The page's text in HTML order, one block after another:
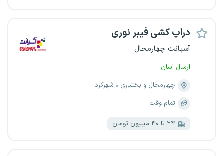
دراپ کشی فیبر نوری
آسیانت چهارمحال
ارسال آسان
چهارمحال و بختیاری
شهرکرد
تمام وقت
۲۴ تا ۴۰ میلیون تومان